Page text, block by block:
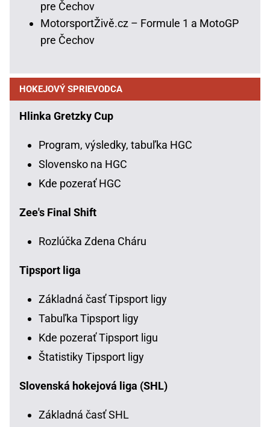
pre Čechov
MotorsportŽivě.cz – Formule 1 a MotoGP
pre Čechov
HOKEJOVÝ SPRIEVODCA
Hlinka Gretzky Cup
Program, výsledky, tabuľka HGC
Slovensko na HGC
Kde pozerať HGC
Zee's Final Shift
Rozlúčka Zdena Cháru
Tipsport liga
Základná časť Tipsport ligy
Tabuľka Tipsport ligy
Kde pozerať Tipsport ligu
Štatistiky Tipsport ligy
Slovenská hokejová liga (SHL)
Základná časť SHL